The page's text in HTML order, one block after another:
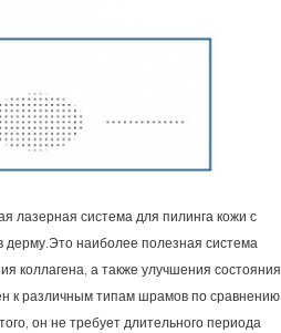
лазерная система для пилинга кожи с
наиболее полезная система
коллагена, а также улучшения состояния
к различным типам шрамов по сравнению
он не требует длительного периода